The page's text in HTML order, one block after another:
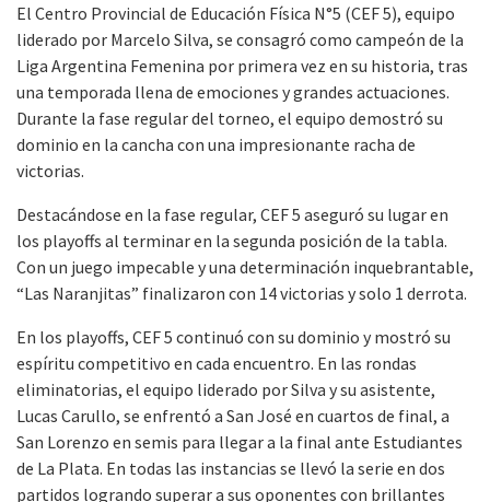
El Centro Provincial de Educación Física N°5 (CEF 5), equipo
liderado por Marcelo Silva, se consagró como campeón de la
Liga Argentina Femenina por primera vez en su historia, tras
una temporada llena de emociones y grandes actuaciones.
Durante la fase regular del torneo, el equipo demostró su
dominio en la cancha con una impresionante racha de
victorias.
Destacándose en la fase regular, CEF 5 aseguró su lugar en
los playoffs al terminar en la segunda posición de la tabla.
Con un juego impecable y una determinación inquebrantable,
“Las Naranjitas” finalizaron con 14 victorias y solo 1 derrota.
En los playoffs, CEF 5 continuó con su dominio y mostró su
espíritu competitivo en cada encuentro. En las rondas
eliminatorias, el equipo liderado por Silva y su asistente,
Lucas Carullo, se enfrentó a San José en cuartos de final, a
San Lorenzo en semis para llegar a la final ante Estudiantes
de La Plata. En todas las instancias se llevó la serie en dos
partidos logrando superar a sus oponentes con brillantes